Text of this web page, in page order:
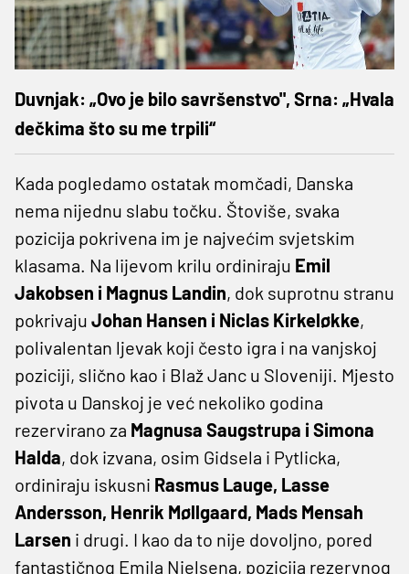
Duvnjak: „Ovo je bilo savršenstvo", Srna: „Hvala
dečkima što su me trpili“
Kada pogledamo ostatak momčadi, Danska
nema nijednu slabu točku. Štoviše, svaka
pozicija pokrivena im je najvećim svjetskim
klasama. Na lijevom krilu ordiniraju Emil
Jakobsen i Magnus Landin, dok suprotnu stranu
pokrivaju Johan Hansen i Niclas Kirkeløkke,
polivalentan ljevak koji često igra i na vanjskoj
poziciji, slično kao i Blaž Janc u Sloveniji. Mjesto
pivota u Danskoj je već nekoliko godina
rezervirano za Magnusa Saugstrupa i Simona
Halda, dok izvana, osim Gidsela i Pytlicka,
ordiniraju iskusni Rasmus Lauge, Lasse
Andersson, Henrik Møllgaard, Mads Mensah
Larsen i drugi. I kao da to nije dovoljno, pored
fantastičnog Emila Nielsena, pozicija rezervnog